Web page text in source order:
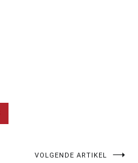
VOLGENDE ARTIKEL